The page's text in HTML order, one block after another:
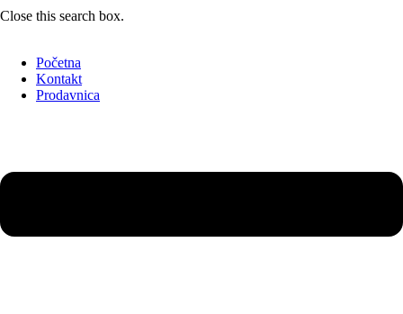
Close this search box.
Početna
Kontakt
Prodavnica